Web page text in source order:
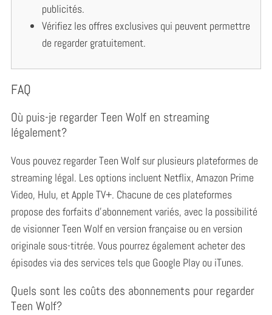
publicités.
Vérifiez les offres exclusives qui peuvent permettre
de regarder gratuitement.
FAQ
Où puis-je regarder Teen Wolf en streaming
légalement?
Vous pouvez regarder Teen Wolf sur plusieurs plateformes de
streaming légal. Les options incluent Netflix, Amazon Prime
Video, Hulu, et Apple TV+. Chacune de ces plateformes
propose des forfaits d’abonnement variés, avec la possibilité
de visionner Teen Wolf en version française ou en version
originale sous-titrée. Vous pourrez également acheter des
épisodes via des services tels que Google Play ou iTunes.
Quels sont les coûts des abonnements pour regarder
Teen Wolf?